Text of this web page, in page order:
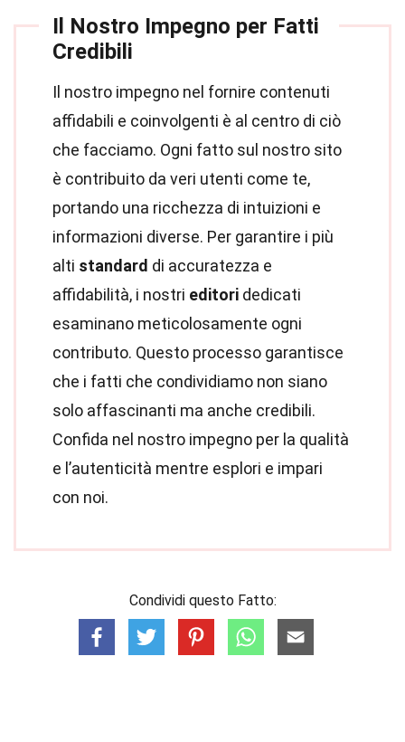
Il Nostro Impegno per Fatti
Credibili
Il nostro impegno nel fornire contenuti
affidabili e coinvolgenti è al centro di ciò
che facciamo. Ogni fatto sul nostro sito
è contribuito da veri utenti come te,
portando una ricchezza di intuizioni e
informazioni diverse. Per garantire i più
alti standard di accuratezza e
affidabilità, i nostri editori dedicati
esaminano meticolosamente ogni
contributo. Questo processo garantisce
che i fatti che condividiamo non siano
solo affascinanti ma anche credibili.
Confida nel nostro impegno per la qualità
e l’autenticità mentre esplori e impari
con noi.
Condividi questo Fatto: